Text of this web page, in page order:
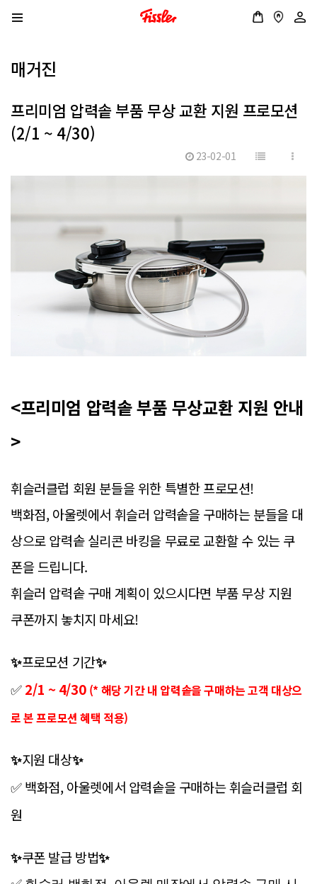
매거진
프리미엄 압력솥 부품 무상 교환 지원 프로모션
(2/1 ~ 4/30)
23-02-01
<프리미엄 압력솥 부품 무상교환 지원 안내
>
휘슬러클럽 회원 분들을 위한 특별한 프로모션!
백화점, 아울렛에서 휘슬러 압력솥을 구매하는 분들을 대
상으로압력솥 실리콘 바킹을 무료로 교환할 수 있는 쿠
폰을 드립니다.
휘슬러 압력솥 구매 계획이 있으시다면 부품 무상 지원
쿠폰까지 놓치지 마세요!
✨프로모션 기간✨
✅ 2/1 ~ 4/30 (* 해당 기간 내 압력솥을 구매하는 고객 대상으
로 본 프로모션 혜택 적용)
✨지원 대상✨
✅ 백화점, 아울렛에서 압력솥을 구매하는 휘슬러클럽 회
원
✨쿠폰 발급 방법✨